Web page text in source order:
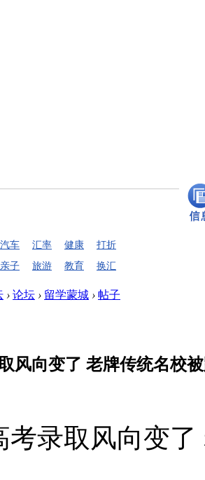
汽车 汇率 健康
打折
亲子 旅游 教育 换汇
› 论坛 › 留学蒙城 › 帖子
风向变了 老牌传统名校
考录取风向变